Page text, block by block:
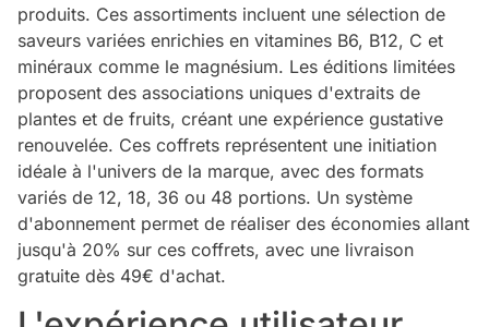
produits. Ces assortiments incluent une sélection de
saveurs variées enrichies en vitamines B6, B12, C et
minéraux comme le magnésium. Les éditions limitées
proposent des associations uniques d'extraits de
plantes et de fruits, créant une expérience gustative
renouvelée. Ces coffrets représentent une initiation
idéale à l'univers de la marque, avec des formats
variés de 12, 18, 36 ou 48 portions. Un système
d'abonnement permet de réaliser des économies allant
jusqu'à 20% sur ces coffrets, avec une livraison
gratuite dès 49€ d'achat.